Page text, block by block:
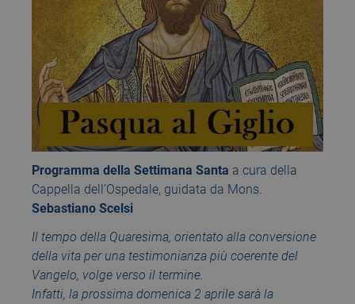
Programma della Settimana Santa a cura della
Cappella dell’Ospedale, guidata da Mons.
Sebastiano Scelsi
Il tempo della Quaresima, orientato alla conversione
della vita per una testimonianza più coerente del
Vangelo, volge verso il termine.
Infatti, la prossima domenica 2 aprile sarà la